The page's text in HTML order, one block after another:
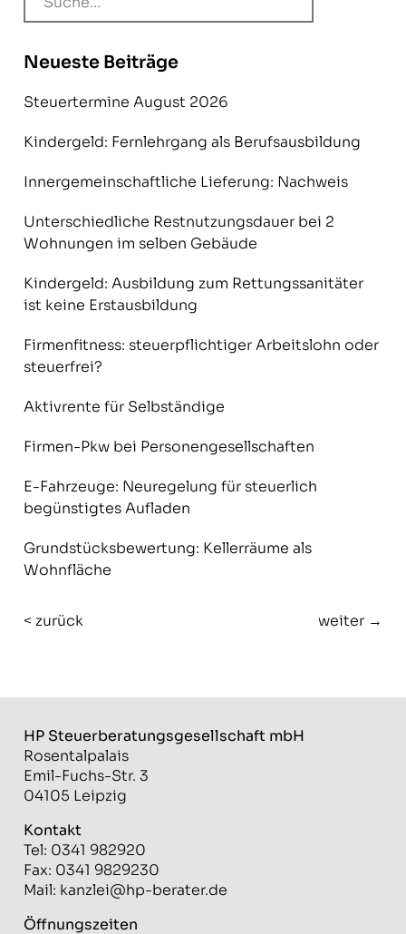
Neueste Beiträge
Steuertermine August 2026
Kindergeld: Fernlehrgang als Berufsausbildung
Innergemeinschaftliche Lieferung: Nachweis
Unterschiedliche Restnutzungsdauer bei 2
Wohnungen im selben Gebäude
Kindergeld: Ausbildung zum Rettungssanitäter
ist keine Erstausbildung
Firmenfitness: steuerpflichtiger Arbeitslohn oder
steuerfrei?
Aktivrente für Selbständige
Firmen-Pkw bei Personengesellschaften
E-Fahrzeuge: Neuregelung für steuerlich
begünstigtes Aufladen
Grundstücksbewertung: Kellerräume als
Wohnfläche
< zurück weiter →
HP Steuerberatungs­gesellschaft mbH
Rosentalpalais
Emil-Fuchs-Str. 3
04105 Leipzig
Kontakt
Tel: 0341 982920
Fax: 0341 9829230
Mail: kanzlei@hp-berater.de
Öffnungszeiten